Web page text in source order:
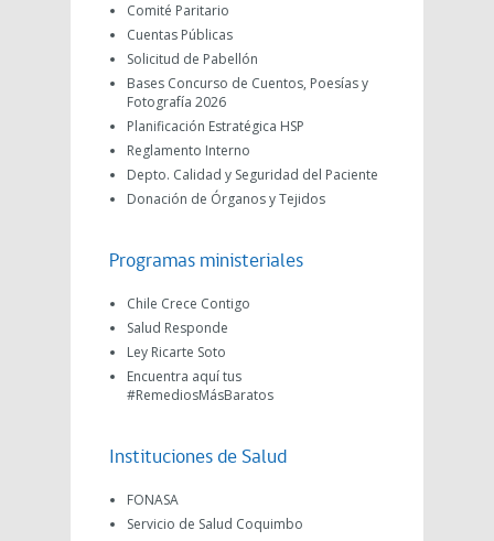
Comité Paritario
Cuentas Públicas
Solicitud de Pabellón
Bases Concurso de Cuentos, Poesías y
Fotografía 2026
Planificación Estratégica HSP
Reglamento Interno
Depto. Calidad y Seguridad del Paciente
Donación de Órganos y Tejidos
Programas ministeriales
Chile Crece Contigo
Salud Responde
Ley Ricarte Soto
Encuentra aquí tus
#RemediosMásBaratos
Instituciones de Salud
FONASA
Servicio de Salud Coquimbo